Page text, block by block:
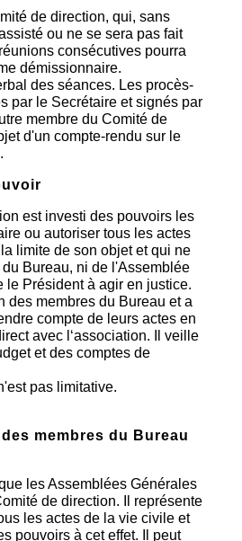
de direction, qui, sans
ou ne se sera pas fait
consécutives pourra
démissionnaire.
des séances. Les procès-
par le Secrétaire et signés par
membre du Comité de
d'un compte-rendu sur le
est investi des pouvoirs les
ou autoriser tous les actes
limite de son objet et qui ne
Bureau, ni de l'Assemblée
le Président à agir en justice.
des membres du Bureau et a
compte de leurs actes en
avec l‘association. Il veille
et des comptes de
pas limitative.
membres du Bureau
les Assemblées Générales
de direction. Il représente
les actes de la vie civile et
pouvoirs à cet effet. Il peut